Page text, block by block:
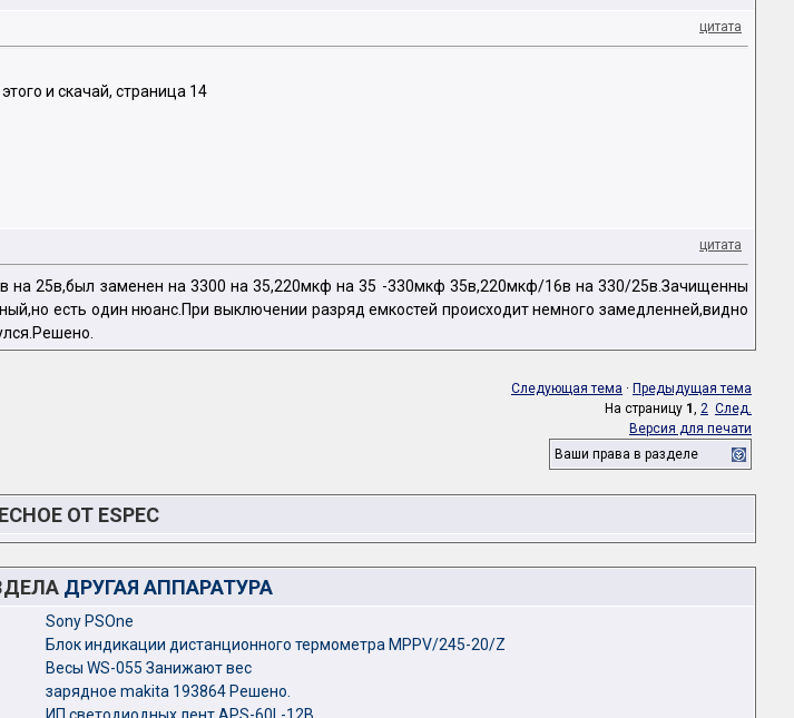
цитата
и скачай, страница 14
цитата
на 25в,был заменен на 3300 на 35,220мкф на 35 -330мкф 35в,220мкф/16в на 330/25в.Зачищенны
есть один нюанс.При выключении разряд емкостей происходит немного замедленней,видно
Следующая тема · Предыдущая тема
На страницу 1 , 2 След.
Версия для печати
Ваши права в разделе
ОТ ESPEC
ДРУГАЯ АППАРАТУРА
Sony PSOne
Блок индикации дистанционного термометра MPPV/245-20/Z
Весы WS-055 Занижают вес
зарядное makita 193864 Решено.